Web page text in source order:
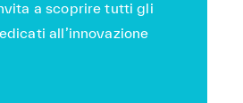
a scoprire tutti gli
all’innovazione